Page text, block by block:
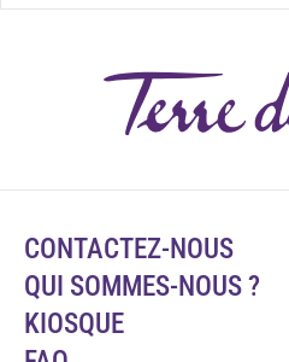
CONTACTEZ-NOUS
QUI SOMMES-NOUS ?
KIOSQUE